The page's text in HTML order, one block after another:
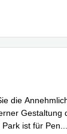
die
Gestaltung
ist für Pen